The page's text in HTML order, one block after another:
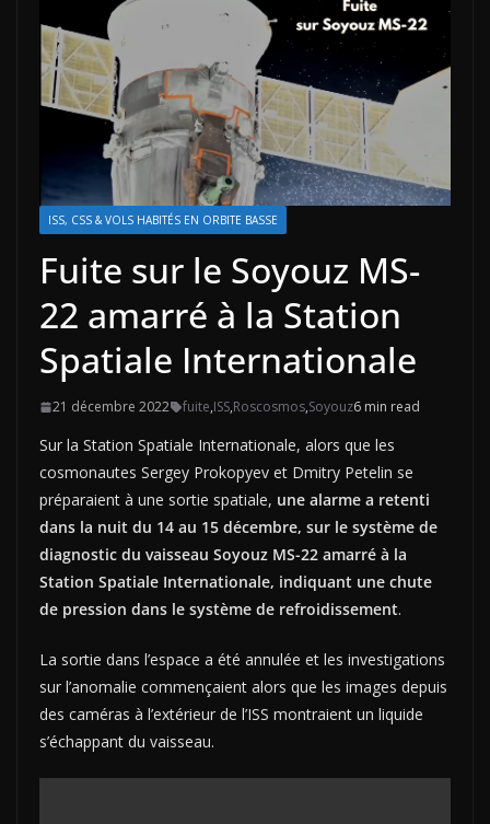
ISS, CSS & VOLS HABITÉS EN ORBITE BASSE
Fuite sur le Soyouz MS-
22 amarré à la Station
Spatiale Internationale
21 décembre 2022 fuite,ISS,Roscosmos,Soyouz6 min read
Sur la Station Spatiale Internationale, alors que les
cosmonautes Sergey Prokopyev et Dmitry Petelin se
préparaient à une sortie spatiale, une alarme a retenti
dans la nuit du 14 au 15 décembre, sur le système de
diagnostic du vaisseau Soyouz MS-22 amarré à la
Station Spatiale Internationale, indiquant une chute
de pression dans le système de refroidissement.
La sortie dans l’espace a été annulée et les investigations
sur l’anomalie commençaient alors que les images depuis
des caméras à l’extérieur de l’ISS montraient un liquide
s’échappant du vaisseau.